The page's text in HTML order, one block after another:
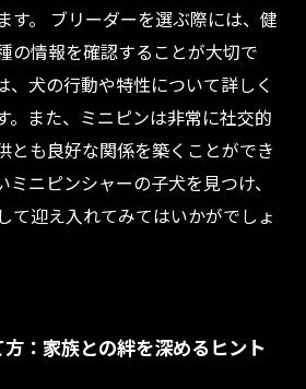
す。 ブリーダーを選ぶ際には、健
の情報を確認することが大切で
、犬の行動や特性について詳しく
。また、ミニピンは非常に社交的
とも良好な関係を築くことができ
ミニピンシャーの子犬を見つけ、
て迎え入れてみてはいかがでしょ
：家族との絆を深めるヒント